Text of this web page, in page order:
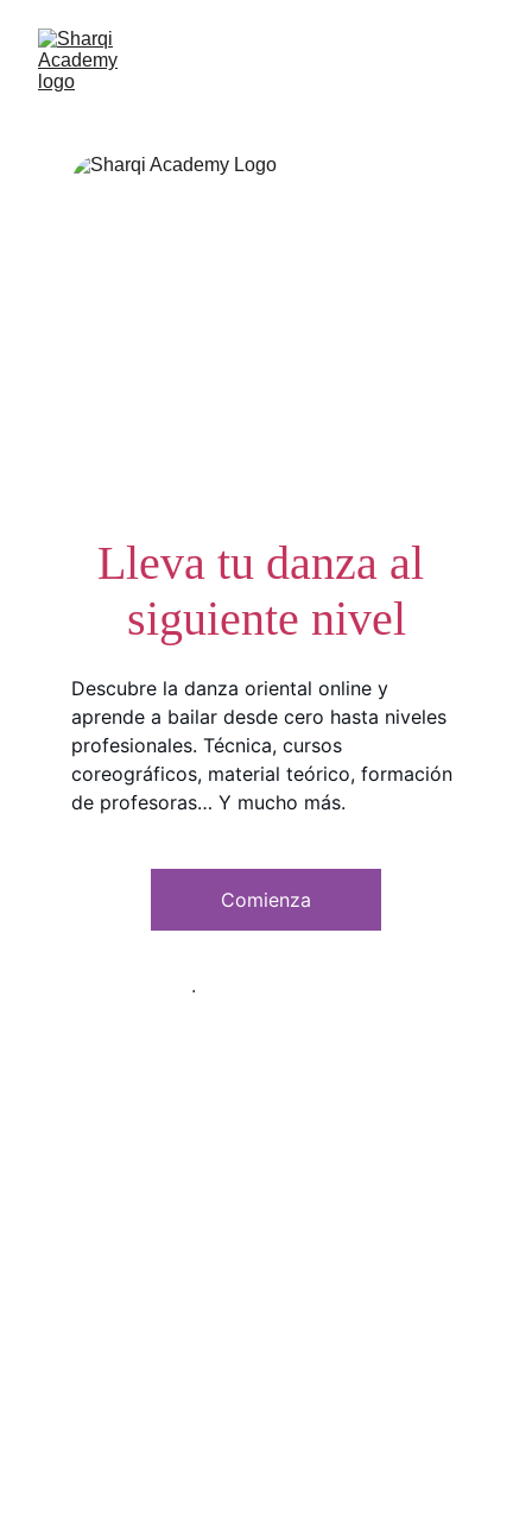
Lleva tu danza al
siguiente nivel
Descubre la danza oriental online y
aprende a bailar desde cero hasta niveles
profesionales. Técnica, cursos
coreográficos, material teórico, formación
de profesoras… Y mucho más.
Comienza